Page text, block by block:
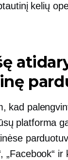
kelių
kad
platforma
„Facebook“